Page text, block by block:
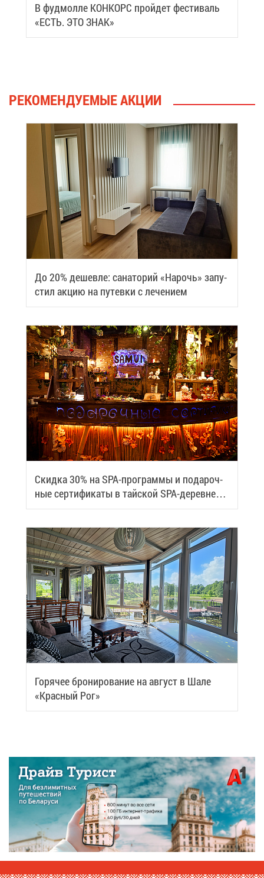
В фуд­мол­ле КОН­КОРС прой­дет фе­сти­валь
«ЕСТЬ. ЭТО ЗНАК»
РЕ­КО­МЕН­ДУ­Е­МЫЕ АК­ЦИИ
До 20% де­шев­ле: са­на­то­рий «На­рочь» за­пу­
стил ак­цию на пу­тев­ки с ле­че­ни­ем
Скид­ка 30% на SPA-про­грам­мы и по­да­роч­
ные сер­ти­фи­ка­ты в тай­ской SPA-де­ревне
Samui
Го­ря­чее бро­ни­ро­ва­ние на ав­густ в Ша­ле
«Крас­ный Рог»